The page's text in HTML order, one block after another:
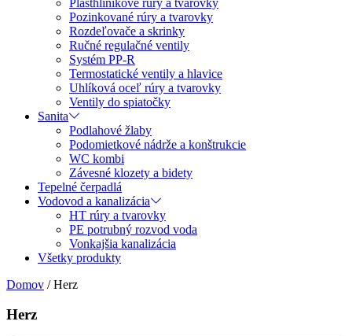
Pozinkované rúry a tvarovky
Rozdeľovače a skrinky
Ručné regulačné ventily
Systém PP-R
Termostatické ventily a hlavice
Uhlíková oceľ rúry a tvarovky
Ventily do spiatočky
Sanita
Podlahové žlaby
Podomietkové nádrže a konštrukcie
WC kombi
Závesné klozety a bidety
Tepelné čerpadlá
Vodovod a kanalizácia
HT rúry a tvarovky
PE potrubný rozvod voda
Vonkajšia kanalizácia
Všetky produkty
Domov / Herz
Herz